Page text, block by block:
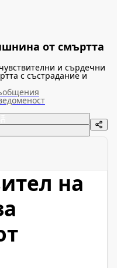
от смъртта
и сърдечни
с състрадание и
на